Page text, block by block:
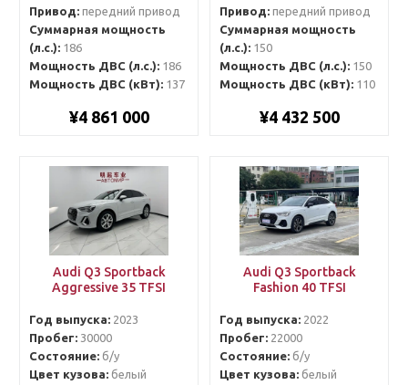
Привод:передний привод
Суммарная мощность
(л.с.):186
Мощность ДВС (л.с.):186
Мощность ДВС (кВт):137
¥4 861 000
Привод:передний привод
Суммарная мощность
(л.с.):150
Мощность ДВС (л.с.):150
Мощность ДВС (кВт):110
¥4 432 500
Audi Q3 Sportback
Aggressive 35 TFSI
Год выпуска:2023
Пробег:30000
Состояние:б/у
Цвет кузова:белый
Audi Q3 Sportback
Fashion 40 TFSI
Год выпуска:2022
Пробег:22000
Состояние:б/у
Цвет кузова:белый